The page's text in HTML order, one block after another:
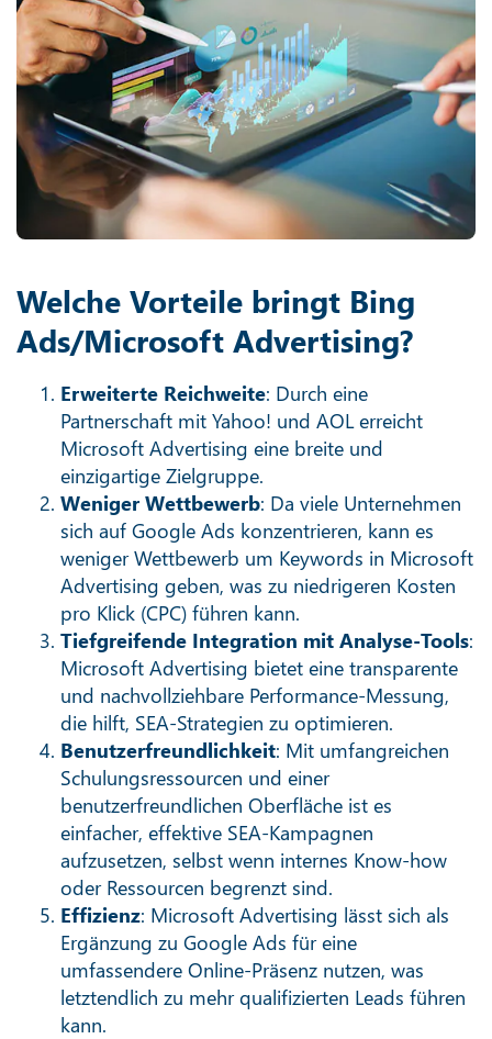
Welche Vorteile bringt Bing
Ads/Microsoft Advertising?
Erweiterte Reichweite: Durch eine
Partnerschaft mit Yahoo! und AOL erreicht
Microsoft Advertising eine breite und
einzigartige Zielgruppe.
Weniger Wettbewerb: Da viele Unternehmen
sich auf Google Ads konzentrieren, kann es
weniger Wettbewerb um Keywords in Microsoft
Advertising geben, was zu niedrigeren Kosten
pro Klick (CPC) führen kann.
Tiefgreifende Integration mit Analyse-Tools:
Microsoft Advertising bietet eine transparente
und nachvollziehbare Performance-Messung,
die hilft, SEA-Strategien zu optimieren.
Benutzerfreundlichkeit: Mit umfangreichen
Schulungsressourcen und einer
benutzerfreundlichen Oberfläche ist es
einfacher, effektive SEA-Kampagnen
aufzusetzen, selbst wenn internes Know-how
oder Ressourcen begrenzt sind.
Effizienz: Microsoft Advertising lässt sich als
Ergänzung zu Google Ads für eine
umfassendere Online-Präsenz nutzen, was
letztendlich zu mehr qualifizierten Leads führen
kann.